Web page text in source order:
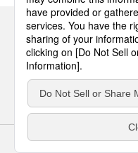
サイトのご利用にあたって